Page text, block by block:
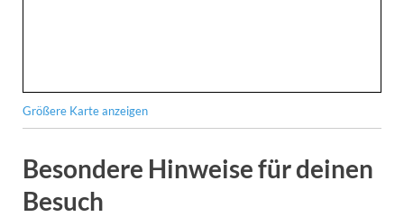
Größere Karte anzeigen
Besondere Hinweise für deinen
Besuch